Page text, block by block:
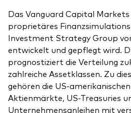
Das Vanguard Capital Markets
proprietäres
Investment Strategy Group
entwickelt und gepflegt wird.
prognostiziert die Verteilung
zahlreiche Assetklassen. Zu
gehören die US-
Aktienmärkte, US-Treasuries
Unternehmensanleihen mit